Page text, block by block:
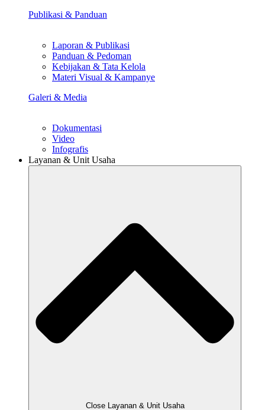
Publikasi & Panduan
Laporan & Publikasi
Panduan & Pedoman
Kebijakan & Tata Kelola
Materi Visual & Kampanye
Galeri & Media
Dokumentasi
Video
Infografis
Layanan & Unit Usaha
Close Layanan & Unit Usaha